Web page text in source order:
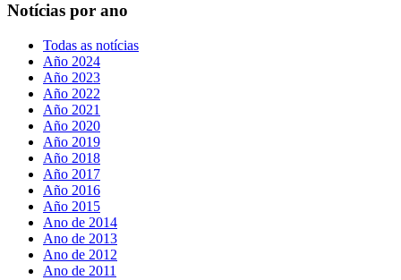
Notícias por ano
Todas as notícias
Año 2024
Año 2023
Año 2022
Año 2021
Año 2020
Año 2019
Año 2018
Año 2017
Año 2016
Año 2015
Ano de 2014
Ano de 2013
Ano de 2012
Ano de 2011